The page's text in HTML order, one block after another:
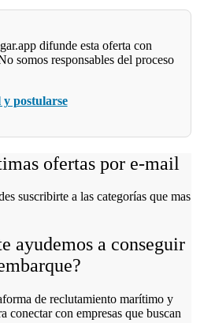
difunde esta oferta con
somos responsables del proceso
postularse
ofertas por e-mail
suscribirte a las categorías que mas
ayudemos a conseguir
de reclutamiento marítimo y
conectar con empresas que buscan